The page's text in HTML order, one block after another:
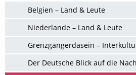
Belgien – Land & Leute
Niederlande – Land & Leute
Grenzgängerdasein –
Der Deutsche Blick auf die